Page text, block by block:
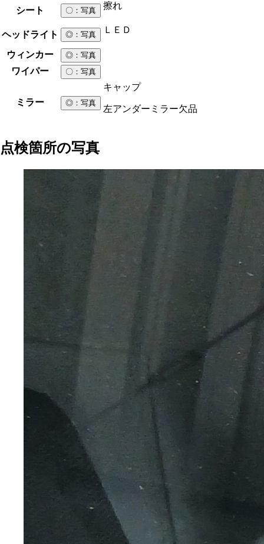
シート
〇 ：写真 擦れ
ヘッドライト ◎ ：写真 ＬＥＤ
ウィンカー ◎ ：写真
ワイパー 〇 ：写真
ミラー ◎ ：写真
キャップ
左アンダーミラー欠品
点検箇所の写真